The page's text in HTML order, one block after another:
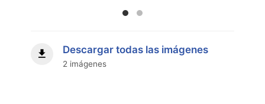
Descargar todas las imágenes
2 imágenes